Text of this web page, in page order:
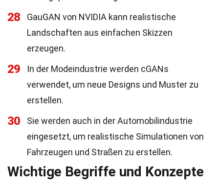
28
GauGAN von NVIDIA kann realistische
Landschaften aus einfachen Skizzen
erzeugen.
29
In der Modeindustrie werden cGANs
verwendet, um neue Designs und Muster zu
erstellen.
30
Sie werden auch in der Automobilindustrie
eingesetzt, um realistische Simulationen von
Fahrzeugen und Straßen zu erstellen.
Wichtige Begriffe und Konzepte